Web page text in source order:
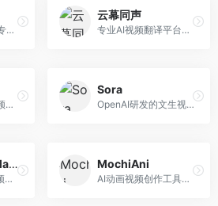
AI视频生成工具，专注于高质量视频内容创作。面向视频创作者和营销人员，支持文生视频、视频编辑等功能，视频效果逼真，适合商业应用。
云幕同声
专业AI视频翻译平台，支持视频多语言配音和字幕生成。面向跨境电商和内容出海从业者，提供视频翻译、配音、字幕生成等服务，多语言支持完善。
Runway推出的视频生成模型，专注于文生视频和视频风格转换。面向影视制作人和创意工作者，支持文本到视频、图像到视频等多种生成模式，视频质量专业级。
Sora
OpenAI研发的文生视频大模型，可根据文字描述生成长达60秒的高清视频。面向影视创作者、广告从业者和内容生产者，视频连贯性强，物理世界理解准确，代表了AI视频生成的最高水平。
Luma Dream Machine
Luma AI推出的视频生成工具，专注于高质量视频创作。面向影视创作者和内容生产者，支持文生视频、图生视频，视频质量高，物理运动流畅自然。
MochiAni
AI动画视频创作工具，专注于动画内容生成。面向动画创作者和二次元内容生产者，支持动画风格视频生成，动画效果流畅，适合动漫内容创作。